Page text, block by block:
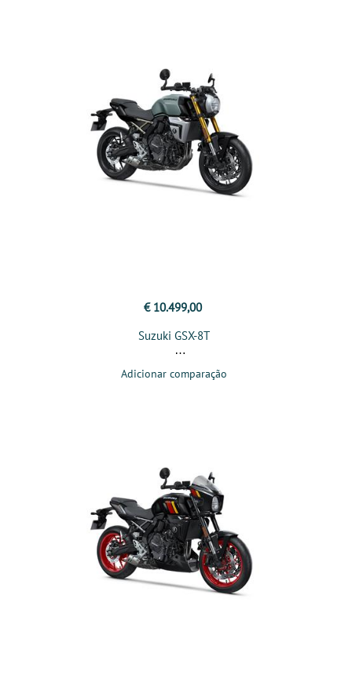
€ 10.499,00
Suzuki GSX-8T
Adicionar comparação